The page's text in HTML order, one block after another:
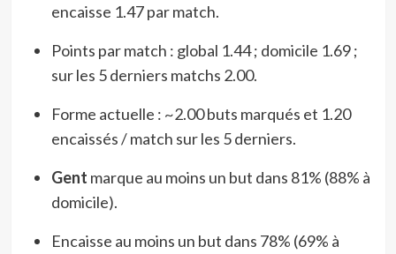
encaisse 1.47 par match.
Points par match : global 1.44 ; domicile 1.69 ;
sur les 5 derniers matchs 2.00.
Forme actuelle : ~2.00 buts marqués et 1.20
encaissés / match sur les 5 derniers.
Gent marque au moins un but dans 81% (88% à
domicile).
Encaisse au moins un but dans 78% (69% à